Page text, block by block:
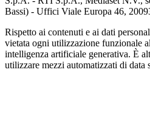
Bassi) - Uffici Viale Europa 46,
Rispetto ai contenuti e ai dati
vietata ogni utilizzazione funzionale
intelligenza artificiale generativa. È
utilizzare mezzi automatizzati di data